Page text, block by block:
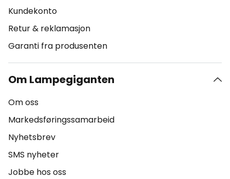
Kundekonto
Retur & reklamasjon
Garanti fra produsenten
Om Lampegiganten
Om oss
Markedsføringssamarbeid
Nyhetsbrev
SMS nyheter
Jobbe hos oss